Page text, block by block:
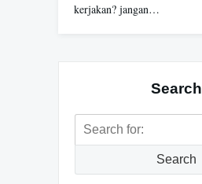
kerjakan? jangan…
Search
Search
for:
Search